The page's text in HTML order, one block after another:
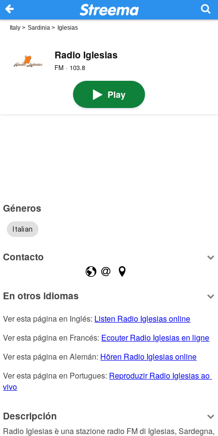
Italy > Sardinia > Iglesias
Radio Iglesias
FM · 103.8
Play
Géneros
Italian
Contacto
En otros idiomas
Ver esta página en Inglés: Listen Radio Iglesias online
Ver esta página en Francés: Ecouter Radio Iglesias en ligne
Ver esta página en Alemán: Hören Radio Iglesias online
Ver esta página en Portugues: Reproduzir Radio Iglesias ao
vivo
Descripción
Radio Iglesias è una stazione radio FM di Iglesias, Sardegna,